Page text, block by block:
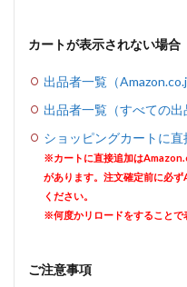
カートが表示されない場合
出品者一覧（
出品者一覧（すべての出
ショッピングカートに直
※カートに直接追加は
があります。注文確定前に必
ください。
※何度かリロードをすることで
ご注意事項